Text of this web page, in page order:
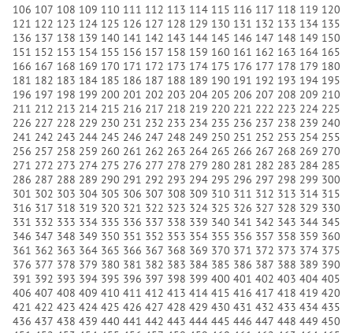
106 107 108 109 110 111 112 113 114 115 116 117 118 119 120
121 122 123 124 125 126 127 128 129 130 131 132 133 134 135
136 137 138 139 140 141 142 143 144 145 146 147 148 149 150
151 152 153 154 155 156 157 158 159 160 161 162 163 164 165
166 167 168 169 170 171 172 173 174 175 176 177 178 179 180
181 182 183 184 185 186 187 188 189 190 191 192 193 194 195
196 197 198 199 200 201 202 203 204 205 206 207 208 209 210
211 212 213 214 215 216 217 218 219 220 221 222 223 224 225
226 227 228 229 230 231 232 233 234 235 236 237 238 239 240
241 242 243 244 245 246 247 248 249 250 251 252 253 254 255
256 257 258 259 260 261 262 263 264 265 266 267 268 269 270
271 272 273 274 275 276 277 278 279 280 281 282 283 284 285
286 287 288 289 290 291 292 293 294 295 296 297 298 299 300
301 302 303 304 305 306 307 308 309 310 311 312 313 314 315
316 317 318 319 320 321 322 323 324 325 326 327 328 329 330
331 332 333 334 335 336 337 338 339 340 341 342 343 344 345
346 347 348 349 350 351 352 353 354 355 356 357 358 359 360
361 362 363 364 365 366 367 368 369 370 371 372 373 374 375
376 377 378 379 380 381 382 383 384 385 386 387 388 389 390
391 392 393 394 395 396 397 398 399 400 401 402 403 404 405
406 407 408 409 410 411 412 413 414 415 416 417 418 419 420
421 422 423 424 425 426 427 428 429 430 431 432 433 434 435
436 437 438 439 440 441 442 443 444 445 446 447 448 449 450